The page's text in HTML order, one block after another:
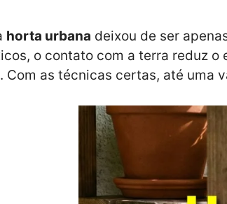
horta urbana deixou de ser
o contato com a terra reduz o
Com as técnicas certas, até uma